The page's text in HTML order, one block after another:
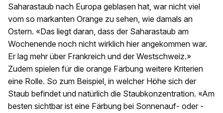
Saharastaub nach Europa geblasen hat, war nicht viel
vom so markanten Orange zu sehen, wie damals an
Ostern. «Das liegt daran, dass der Saharastaub am
Wochenende noch nicht wirklich hier angekommen war.
Er lag mehr über Frankreich und der Westschweiz.»
Zudem spielen für die orange Färbung weitere Kriterien
eine Rolle. So zum Beispiel, in welcher Höhe sich der
Staub befindet und natürlich die Staubkonzentration. «Am
besten sichtbar ist eine Färbung bei Sonnenauf- oder -